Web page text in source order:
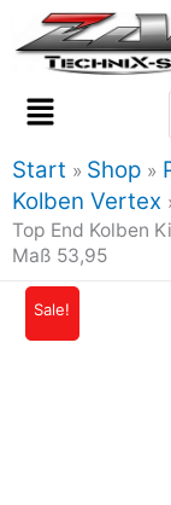
Inhalt
springen
Flyout
Menu
Start Shop
Kolben Vertex
Top End Kolben
Maß 53,95
Sale!
Top
End